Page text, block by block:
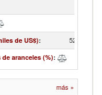
de US$):
aranceles (%):
más »